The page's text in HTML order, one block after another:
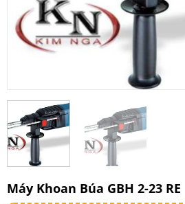
Máy Khoan Búa GBH 2-23 RE